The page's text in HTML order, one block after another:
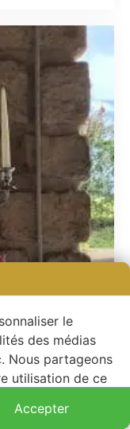
le
des médias
Nous partageons
utilisation de ce
Accepter